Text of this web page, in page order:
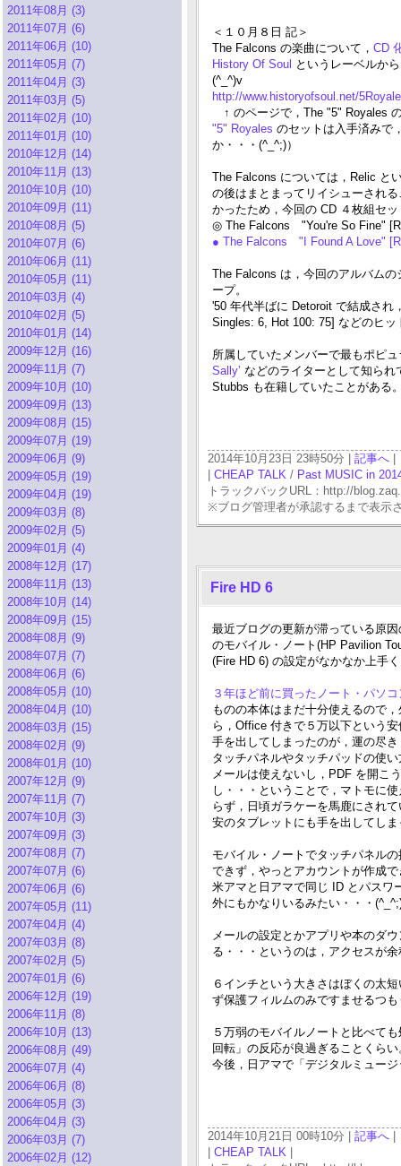
2011年08月 (3)
2011年07月 (6)
2011年06月 (10)
2011年05月 (7)
2011年04月 (3)
2011年03月 (5)
2011年02月 (10)
2011年01月 (10)
2010年12月 (14)
2010年11月 (13)
2010年10月 (10)
2010年09月 (11)
2010年08月 (5)
2010年07月 (6)
2010年06月 (11)
2010年05月 (11)
2010年03月 (4)
2010年02月 (5)
2010年01月 (14)
2009年12月 (16)
2009年11月 (7)
2009年10月 (10)
2009年09月 (13)
2009年08月 (15)
2009年07月 (19)
2009年06月 (9)
2009年05月 (19)
2009年04月 (19)
2009年03月 (8)
2009年02月 (5)
2009年01月 (4)
2008年12月 (17)
2008年11月 (13)
2008年10月 (14)
2008年09月 (15)
2008年08月 (9)
2008年07月 (7)
2008年06月 (6)
2008年05月 (10)
2008年04月 (10)
2008年03月 (15)
2008年02月 (9)
2008年01月 (10)
2007年12月 (9)
2007年11月 (7)
2007年10月 (3)
2007年09月 (3)
2007年08月 (7)
2007年07月 (6)
2007年06月 (6)
2007年05月 (11)
2007年04月 (4)
2007年03月 (8)
2007年02月 (5)
2007年01月 (6)
2006年12月 (19)
2006年11月 (8)
2006年10月 (13)
2006年08月 (49)
2006年07月 (4)
2006年06月 (8)
2006年05月 (3)
2006年04月 (3)
2006年03月 (7)
2006年02月 (12)
＜１０月８日 記＞
The Falcons の楽曲について， CD
History Of Soul というレーベルか
(^_^)v
http://www.historyofsoul.net/
↑ のページで，The "5" Royales
"5" Royales のセットは入手済みで
か・・・(^_^;)）
The Falcons については，Relic と
の後はまとまってリイシューされ
かったため，今回の CD ４枚組セ
◎ The Falcons "You're So Fine"
● The Falcons "I Found A Love"
The Falcons は，今回のアルバム
ープ。
'50 年代半ばに Detoroit で結成され
Singles: 6, Hot 100: 75] などのヒッ
所属していたメンバーで最もポピ
Sally’ などのライターとして知ら
Stubbs も在籍していたことがある
2014年10月23日 23時50分 | 記事へ
CHEAP TALK / Past MUSIC in
トラックバックURL：http://
※ブログ管理者が承認するまで表示
Fire HD 6
最近ブログの更新が滞っている原
のモバイル・ノート(HP Pavilion
(Fire HD 6) の設定がなかなか上手
３年ほど前に買ったノート・パソ
ものの本体はまだ十分使えるので
ら，Office 付きで５万以下という
手を出してしまったのが，運の尽
タッチパネルやタッチパッドの使
メールは使えないし，PDF を開こ
し・・・ということで，マトモに
らず，日頃ガラケーを馬鹿にされ
安のタブレットにも手を出してし
モバイル・ノートでタッチパネル
できず，やっとアカウントが作成
米アマと日アマで同じ ID とパスワ
外にもかなりいるみたい・・・
メールの設定とかアプリや本のダ
る・・・というのは，アクセスが
６インチという大きさはぼくの太
ず保護フィルムのみですませるつ
５万弱のモバイルノートと比べて
回転」の反応が良過ぎることくらい
今後，日アマで「デジタルミュー
2014年10月21日 00時10分 | 記事へ
CHEAP TALK